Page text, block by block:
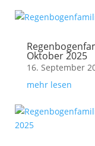
Oktober 2025
16. September
mehr lesen